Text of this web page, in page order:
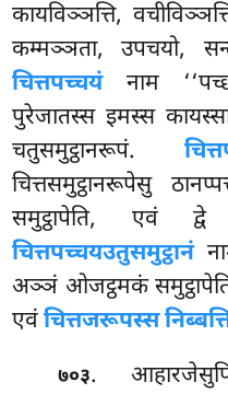
कायविञ्ञत्ति,
कम्मञ्ञता, उपचयो,
चित्तपच्चयंनाम
पुरेजातस्स इमस्स
चतुसमुट्ठानरूपं.
चित्तसमुट्ठानरूपेसु
समुट्ठापेति, एवं द्वे
चित्तपच्चयउतुसमुट्ठानं
अञ्ञं ओजट्ठमकं
एवंचित्तजरूपस्स
७०३.